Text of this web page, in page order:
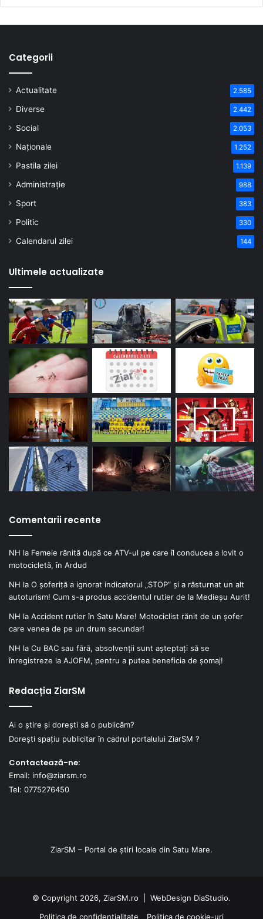
Categorii
Actualitate 2.585
Diverse 2.442
Social 2.053
Naționale 1.252
Pastila zilei 1.139
Administrație 988
Sport 383
Politic 330
Calendarul zilei 144
Ultimele actualizate
Comentarii recente
NH la Femeie rănită după ce ATV-ul pe care îl conducea a lovit o
motocicletă, în Ardud
NH la O șoferiță a ignorat indicatorul „STOP” și a răsturnat un alt
autoturism! Cum s-a produs accidentul rutier de la Medieșu Aurit!
NH la Accident rutier în Satu Mare! Motociclist rănit de un șofer
care venea de pe un drum secundar!
NH la Cu BAC sau fără, absolvenții sunt așteptați să se
înregistreze la AJOFM, pentru a putea beneficia de șomaj!
Redacția ZiarSM
Ai o știre și dorești să o publicăm?
Dorești spațiu publicitar în cadrul portalului ZiarSM ?
Contactează-ne:
Email: info@ziarsm.ro
Tel: 0775276450
ZiarSM – Portal de știri locale din Satu Mare.
© Copyright 2026, ZiarSM.ro | WebDesign DiaStudio.
Politica de confidențialitate
Politica de cookie-uri